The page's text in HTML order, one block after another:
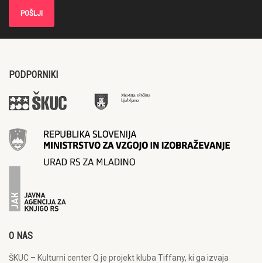
PODPORNIKI
O NAS
ŠKUC – Kulturni center Q je projekt kluba Tiffany, ki ga izvaja